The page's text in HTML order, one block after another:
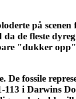
på
de fleste
"dukker
fossile
i Darwins